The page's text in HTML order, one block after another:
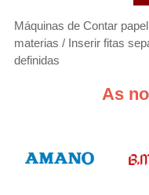
Máquinas de Contar
materias / Inserir fitas
definidas
As